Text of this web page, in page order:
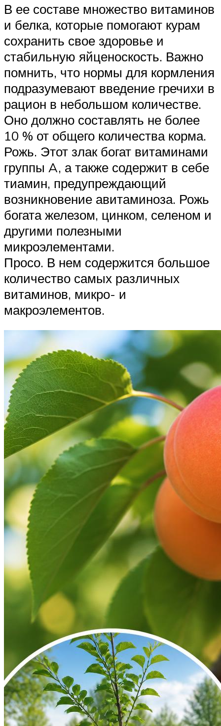
В ее составе множество витаминов
и белка, которые помогают курам
сохранить свое здоровье и
стабильную яйценоскость. Важно
помнить, что нормы для кормления
подразумевают введение гречихи в
рацион в небольшом количестве.
Оно должно составлять не более
10 % от общего количества корма.
Рожь. Этот злак богат витаминами
группы A, а также содержит в себе
тиамин, предупреждающий
возникновение авитаминоза. Рожь
богата железом, цинком, селеном и
другими полезными
микроэлементами.
Просо. В нем содержится большое
количество самых различных
витаминов, микро- и
макроэлементов.